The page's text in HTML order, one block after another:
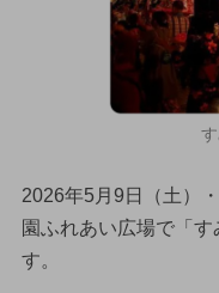
2026年5月9日（土）
園ふれあい広場で「
す。